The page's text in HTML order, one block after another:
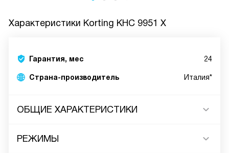
Характеристики Korting KHC 9951 X
Гарантия, мес 24
Страна-производитель Италия*
ОБЩИЕ ХАРАКТЕРИСТИКИ
РЕЖИМЫ